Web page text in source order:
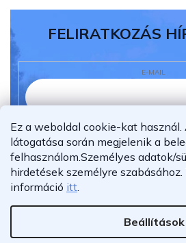
Ez a weboldal cookie-kat
látogatása során megjelenik a
felhasználom.Személyes adatok/
hirdetések személyre szabásához.
információ itt.
Beállítások
FELIRATKOZÁS
E-MAIL
Elolvastam és
nyilatkozatot.
Feliratkozás
Shoptet Premium